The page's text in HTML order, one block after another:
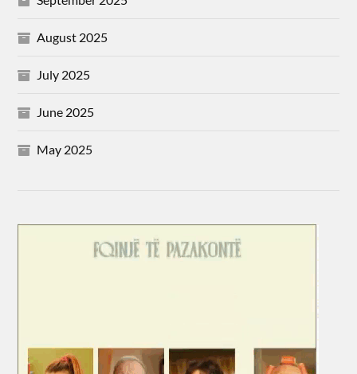
August 2025
July 2025
June 2025
May 2025